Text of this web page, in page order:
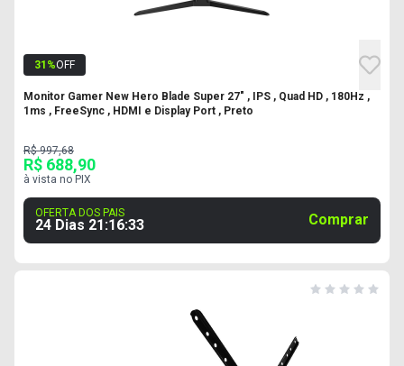
31 %OFF
Monitor Gamer New Hero Blade Super 27" , IPS , Quad HD , 180Hz ,
1ms , FreeSync , HDMI e Display Port , Preto
R$ 997,68
R$ 688,90
à vista no PIX
OFERTA DOS PAIS
24 Dias 21:16:32 Comprar